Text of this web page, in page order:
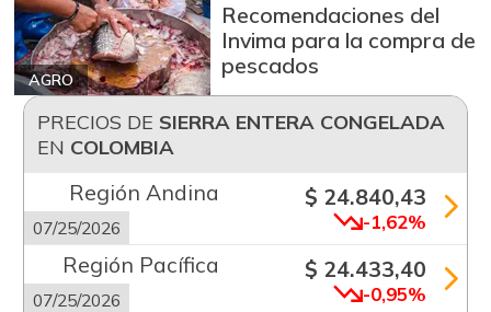
AGRO
Recomendaciones del
Invima para la compra de
pescados
PRECIOS DE SIERRA ENTERA CONGELADA
EN COLOMBIA
Región Andina
07/25/2026
$ 24.840,43
-1,62%
Región Pacífica
07/25/2026
$ 24.433,40
-0,95%